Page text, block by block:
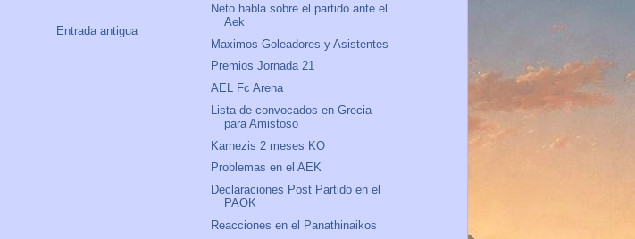
Entrada antigua
Neto habla sobre el partido ante el
Aek
Maximos Goleadores y Asistentes
Premios Jornada 21
AEL Fc Arena
Lista de convocados en Grecia
para Amistoso
Karnezis 2 meses KO
Problemas en el AEK
Declaraciones Post Partido en el
PAOK
Reacciones en el Panathinaikos